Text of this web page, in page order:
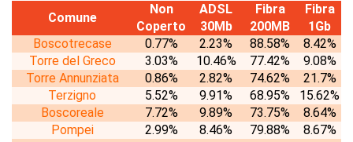
Comune
Non
Coperto
ADSL
30Mb
Fibra
200MB
Fibra
1Gb
Boscotrecase
0.77% 2.23% 88.58%
8.42%
Torre del Greco
3.03% 10.46% 77.42%
9.08%
Torre Annunziata
0.86% 2.82% 74.62%
21.7%
Terzigno
5.52% 9.91% 68.95%
15.62%
Boscoreale
7.72% 9.89% 73.75%
8.64%
Pompei
2.99% 8.46% 79.88%
8.67%